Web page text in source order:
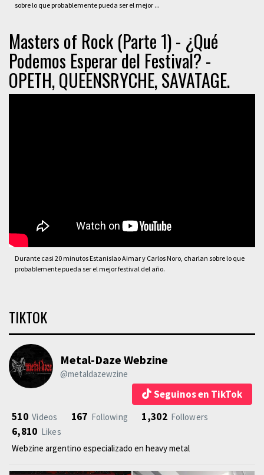
sobre lo que probablemente pueda ser el mejor ...
Masters of Rock (Parte 1) - ¿Qué
Podemos Esperar del Festival? -
OPETH, QUEENSRYCHE, SAVATAGE.
Durante casi 20 minutos Estanislao Aimar y Carlos Noro, charlan sobre lo que
probablemente pueda ser el mejor festival del año.
TIKTOK
Metal-Daze Webzine
@metaldazewzine
Seguinos en TikTok
510 Videos 167 Following 1,302 Followers
6,810 Likes
Webzine argentino especializado en heavy metal